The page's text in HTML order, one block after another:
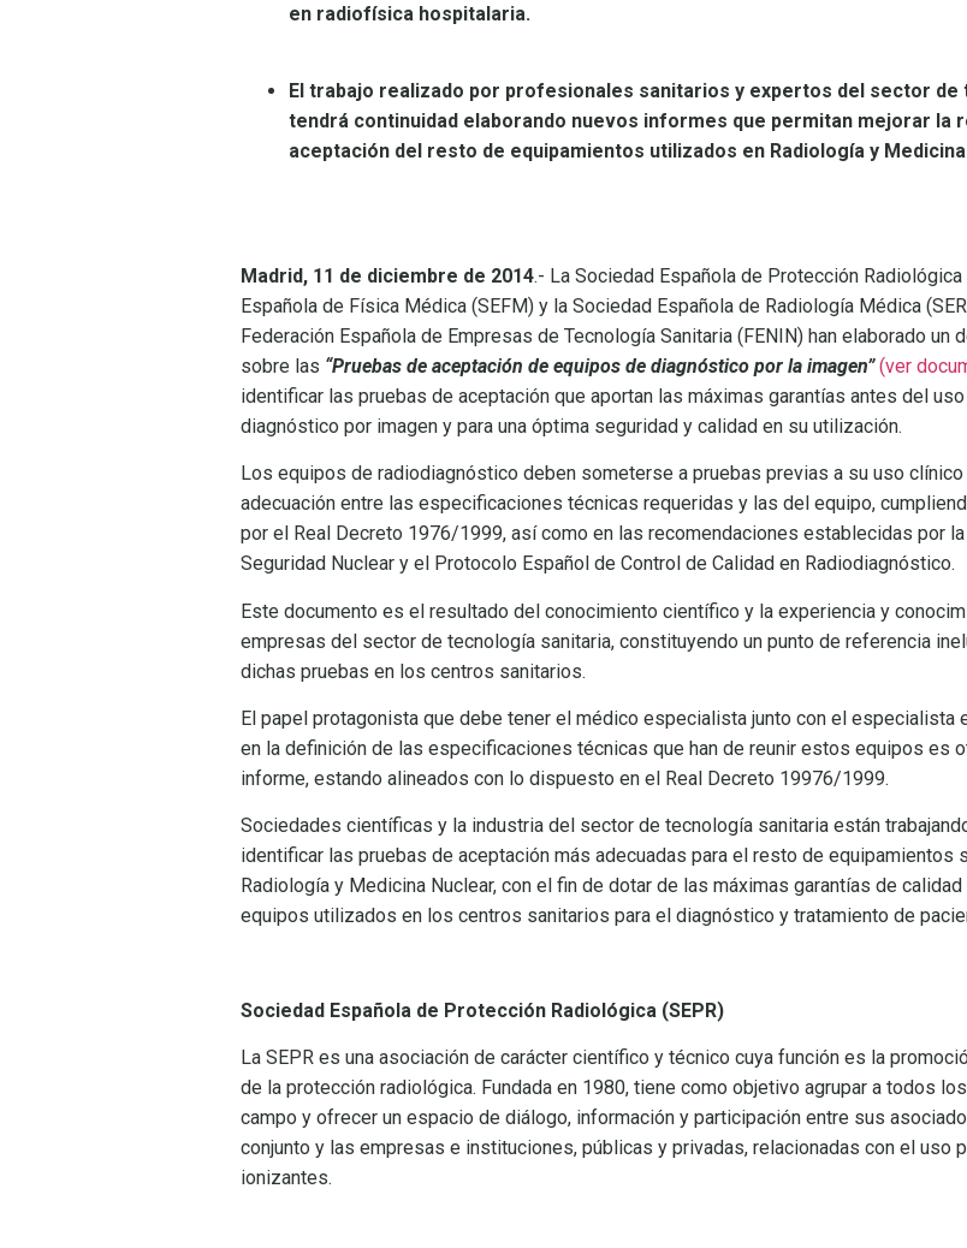
en radiofísica hospitalaria.
El trabajo realizado por profesionales sanitarios y expertos del sector de
tendrá continuidad elaborando nuevos informes que permitan mejorar la
aceptación del resto de equipamientos utilizados en Radiología y
Madrid, 11 de diciembre de 2014.- La Sociedad Española de Protección Radiológica
Española de Física Médica (SEFM) y la Sociedad Española de Radiología Médica
Federación Española de Empresas de Tecnología Sanitaria (FENIN) han elaborado un
sobre las “Pruebas de aceptación de equipos de diagnóstico por la imagen” (ver
identificar las pruebas de aceptación que aportan las máximas garantías antes del
diagnóstico por imagen y para una óptima seguridad y calidad en su utilización.
Los equipos de radiodiagnóstico deben someterse a pruebas previas a su uso
adecuación entre las especificaciones técnicas requeridas y las del equipo,
por el Real Decreto 1976/1999, así como en las recomendaciones establecidas por
Seguridad Nuclear y el Protocolo Español de Control de Calidad en Radiodiagnóstico.
Este documento es el resultado del conocimiento científico y la experiencia y
empresas del sector de tecnología sanitaria, constituyendo un punto de referencia
dichas pruebas en los centros sanitarios.
El papel protagonista que debe tener el médico especialista junto con el especialista
en la definición de las especificaciones técnicas que han de reunir estos equipos es
informe, estando alineados con lo dispuesto en el Real Decreto 19976/1999.
Sociedades científicas y la industria del sector de tecnología sanitaria están
identificar las pruebas de aceptación más adecuadas para el resto de equipamientos
Radiología y Medicina Nuclear, con el fin de dotar de las máximas garantías de
equipos utilizados en los centros sanitarios para el diagnóstico y tratamiento de
Sociedad Española de Protección Radiológica (SEPR)
La SEPR es una asociación de carácter científico y técnico cuya función es la
de la protección radiológica. Fundada en 1980, tiene como objetivo agrupar a todos
campo y ofrecer un espacio de diálogo, información y participación entre sus
conjunto y las empresas e instituciones, públicas y privadas, relacionadas con el uso
ionizantes.